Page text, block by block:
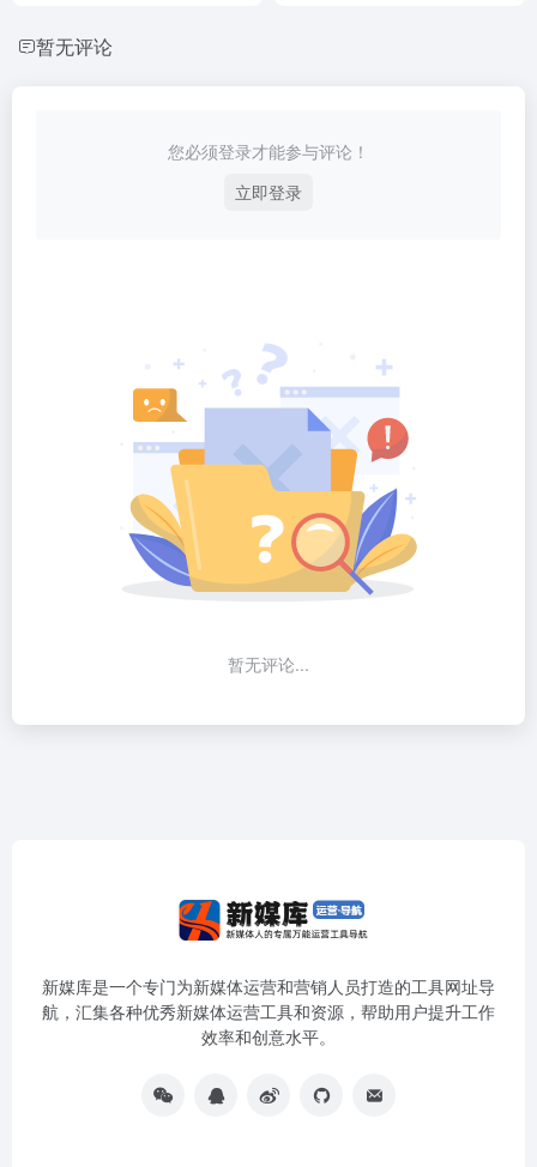
暂无评论
您必须登录才能参与评论！
立即登录
暂无评论...
新媒库是一个专门为新媒体运营和营销人员打造的工具网址导
航，汇集各种优秀新媒体运营工具和资源，帮助用户提升工作
效率和创意水平。